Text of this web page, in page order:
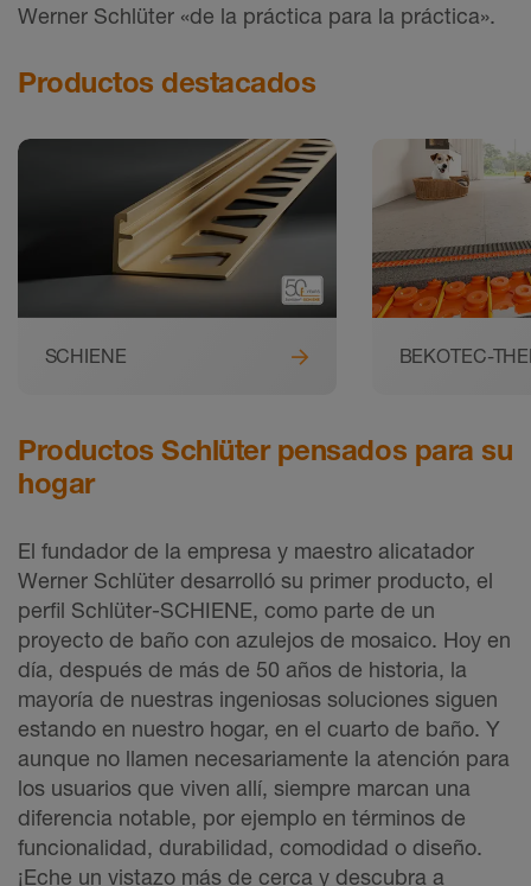
Werner Schlüter «de la práctica para la práctica».
Productos destacados
SCHIENE BEKOTEC-
Productos Schlüter pensados para su
hogar
El fundador de la empresa y maestro alicatador
Werner Schlüter desarrolló su primer producto, el
perfil Schlüter-SCHIENE, como parte de un
proyecto de baño con azulejos de mosaico. Hoy en
día, después de más de 50 años de historia, la
mayoría de nuestras ingeniosas soluciones siguen
estando en nuestro hogar, en el cuarto de baño. Y
aunque no llamen necesariamente la atención para
los usuarios que viven allí, siempre marcan una
diferencia notable, por ejemplo en términos de
funcionalidad, durabilidad, comodidad o diseño.
¡Eche un vistazo más de cerca y descubra a